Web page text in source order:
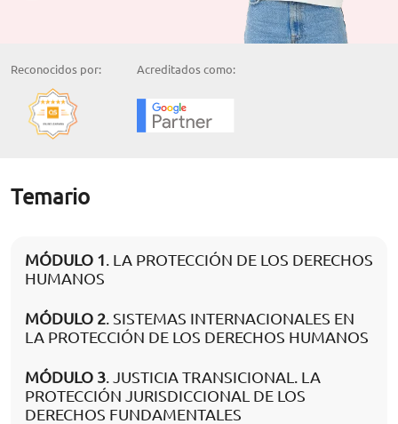
Reconocidos por: Acreditados como:
Temario
MÓDULO 1. LA PROTECCIÓN DE LOS DERECHOS
HUMANOS
MÓDULO 2. SISTEMAS INTERNACIONALES EN
LA PROTECCIÓN DE LOS DERECHOS HUMANOS
MÓDULO 3. JUSTICIA TRANSICIONAL. LA
PROTECCIÓN JURISDICCIONAL DE LOS
DERECHOS FUNDAMENTALES